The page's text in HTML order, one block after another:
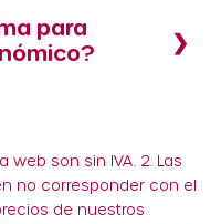
para
web son sin IVA. 2. Las
no corresponder con el
de nuestros